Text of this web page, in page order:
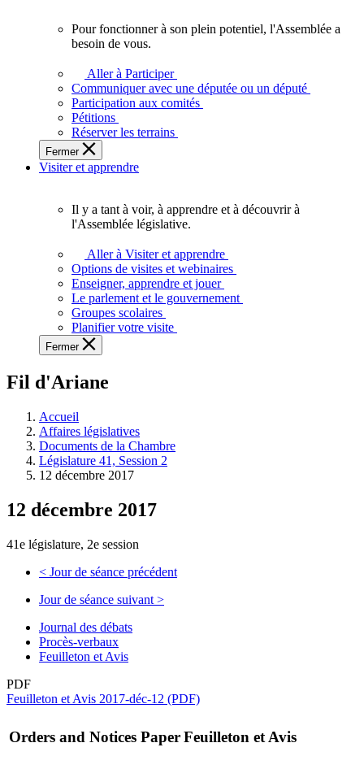
plein
potentiel,
l'Assemblée
a
besoin
de
Pour fonctionner à son plein potentiel, l'Assemblée a
besoin de vous.
Aller à Participer
Communiquer avec une députée ou un député
Participation aux comités
Pétitions
Réserver les terrains
Fermer
Visiter et apprendre
voir,
apprendre
et
à
à
législative.
Il y a tant à voir, à apprendre et à découvrir à
l'Assemblée législative.
Aller à Visiter et apprendre
Options de visites et webinaires
Enseigner, apprendre et jouer
Le parlement et le gouvernement
Groupes scolaires
Planifier votre visite
Fermer
Fil d'Ariane
Accueil
Affaires législatives
Documents de la Chambre
Législature 41, Session 2
12 décembre 2017
12 décembre 2017
41e législature, 2e session
< Jour de séance précédent
Jour de séance suivant >
Journal des débats
Procès-verbaux
Feuilleton et Avis
PDF
Feuilleton et Avis 2017-déc-12 (PDF)
Orders and Notices PaperFeuilleton et Avis